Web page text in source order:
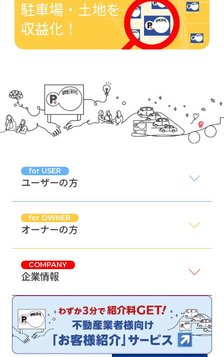
for USER
ユーザーの方
for OWNER
オーナーの方
COMPANY
企業情報
サイトマップ
プライバシーポリシー